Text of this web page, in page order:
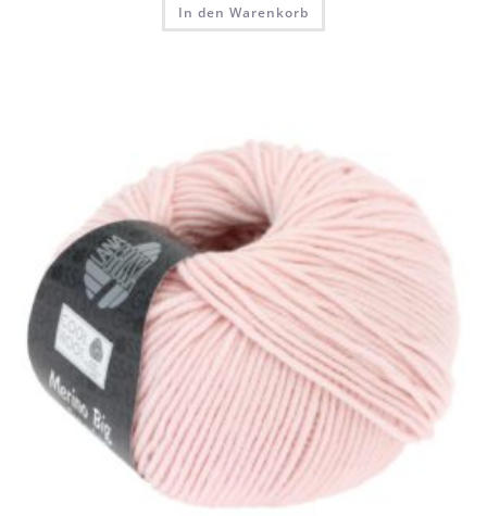
In den Warenkorb